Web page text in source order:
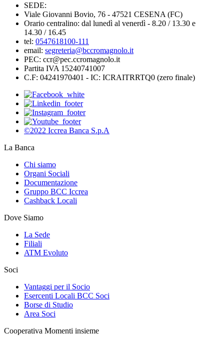
SEDE:
Viale Giovanni Bovio, 76 - 47521 CESENA (FC)
Orario centralino: dal lunedì al venerdì - 8.20 / 13.30 e
14.30 / 16.45
tel: 0547618100-111
email: segreteria@bccromagnolo.it
PEC: ccr@pec.ccromagnolo.it
Partita IVA 15240741007
C.F: 04241970401 - IC: ICRAITRRTQ0 (zero finale)
©2022 Iccrea Banca S.p.A
La Banca
Chi siamo
Organi Sociali
Documentazione
Gruppo BCC Iccrea
Cashback Locali
Dove Siamo
La Sede
Filiali
ATM Evoluto
Soci
Vantaggi per il Socio
Esercenti Locali BCC Soci
Borse di Studio
Area Soci
Cooperativa Momenti insieme